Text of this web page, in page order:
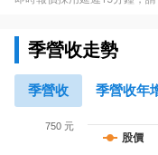
季營收走勢
季營收 季營收年
股價
750 元